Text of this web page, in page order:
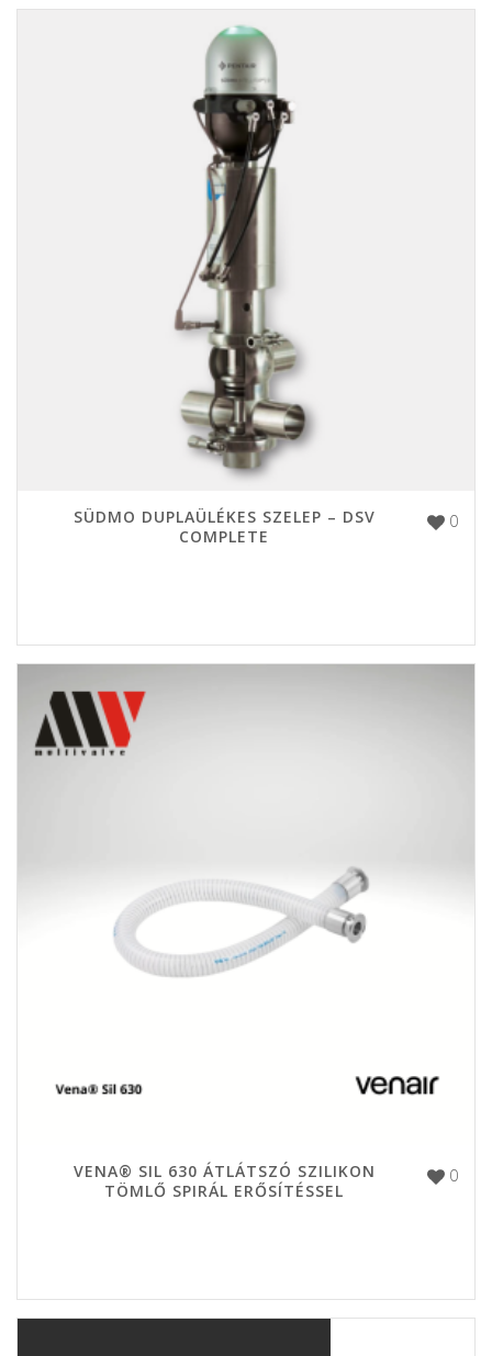
0
SÜDMO DUPLAÜLÉKES SZELEP – DSV
COMPLETE
0
VENA® SIL 630 ÁTLÁTSZÓ SZILIKON
TÖMLŐ SPIRÁL ERŐSÍTÉSSEL